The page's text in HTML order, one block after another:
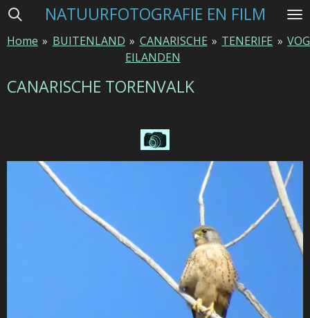
Ga
naar
hoofdinhoud
NATUURFOTOGRAFIE EN FILM
Home » BUITENLAND » CANARISCHE
EILANDEN
» TENERIFE »
CANARISCHE TORENVALK